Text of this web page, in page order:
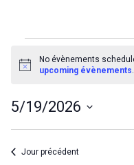
Évènements
for
mai
19,
2026
Notice
No évènements
upcoming évènements.
5/19/2026
Choisir
la Jour précédent